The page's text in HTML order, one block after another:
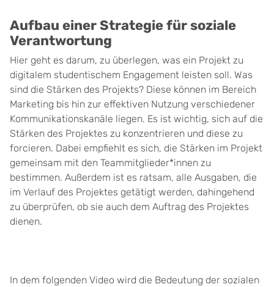
Aufbau einer Strategie für soziale
Verantwortung
Hier geht es darum, zu überlegen, was ein Projekt zu
digitalem studentischem Engagement leisten soll. Was
sind die Stärken des Projekts? Diese können im Bereich
Marketing bis hin zur effektiven Nutzung verschiedener
Kommunikationskanäle liegen. Es ist wichtig, sich auf die
Stärken des Projektes zu konzentrieren und diese zu
forcieren. Dabei empfiehlt es sich, die Stärken im Projekt
gemeinsam mit den Teammitglieder*innen zu
bestimmen. Außerdem ist es ratsam, alle Ausgaben, die
im Verlauf des Projektes getätigt werden, dahingehend
zu überprüfen, ob sie auch dem Auftrag des Projektes
dienen.
In dem folgenden Video wird die Bedeutung der sozialen